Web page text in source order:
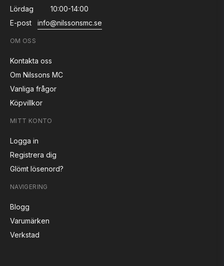
Lördag
10:00-14:00
E-post
info@nilssonsmc.se
OM OSS
Kontakta oss
Om Nilssons MC
Vanliga frågor
Köpvillkor
MITT KONTO
Logga in
Registrera dig
Glömt lösenord?
NAVIGERING
Blogg
Varumärken
Verkstad